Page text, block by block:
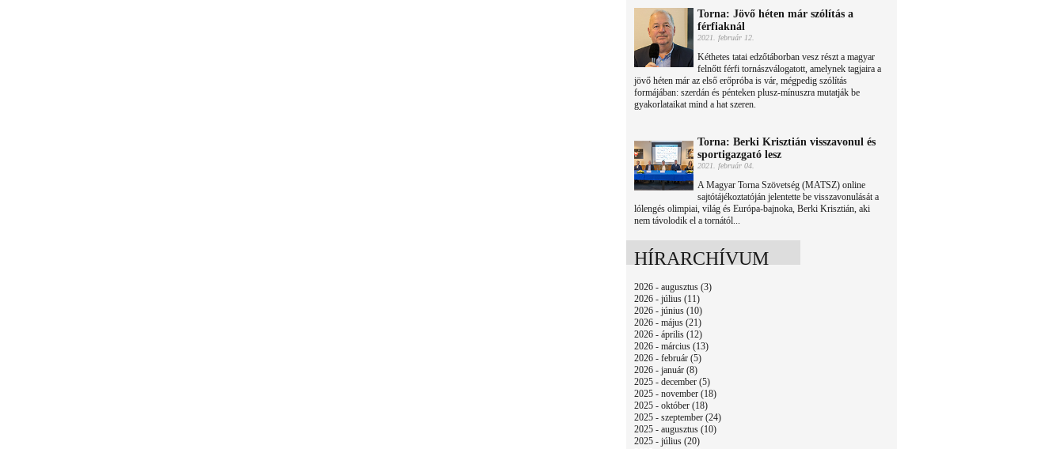
Torna: Jövő héten már szólítás a
férfiaknál
2021. február 12.
Kéthetes tatai edzőtáborban vesz részt a magyar
felnőtt férfi tornászválogatott, amelynek tagjaira a
jövő héten már az első erőpróba is vár, mégpedig szólítás
formájában: szerdán és pénteken plusz-mínuszra mutatják be
gyakorlataikat mind a hat szeren.
Torna: Berki Krisztián visszavonul és
sportigazgató lesz
2021. február 04.
A Magyar Torna Szövetség (MATSZ) online
sajtótájékoztatóján jelentette be visszavonulását a
lólengés olimpiai, világ és Európa-bajnoka, Berki Krisztián, aki
nem távolodik el a tornától...
HÍRARCHÍVUM
2026 - augusztus (3)
2026 - július (11)
2026 - június (10)
2026 - május (21)
2026 - április (12)
2026 - március (13)
2026 - február (5)
2026 - január (8)
2025 - december (5)
2025 - november (18)
2025 - október (18)
2025 - szeptember (24)
2025 - augusztus (10)
2025 - július (20)